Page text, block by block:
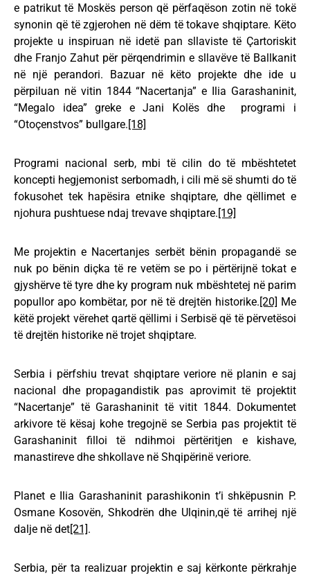
e patrikut të Moskës person që përfaqëson zotin në tokë
synonin që të zgjerohen në dëm të tokave shqiptare. Këto
projekte u inspiruan në idetë pan sllaviste të Çartoriskit
dhe Franjo Zahut për përqendrimin e sllavëve të Ballkanit
në një perandori. Bazuar në këto projekte dhe ide u
përpiluan në vitin 1844 “Nacertanja” e Ilia Garashaninit,
“Megalo idea” greke e Jani Kolës dhe programi i
“Otoçenstvos” bullgare.[18]
Programi nacional serb, mbi të cilin do të mbështetet
koncepti hegjemonist serbomadh, i cili më së shumti do të
fokusohet tek hapësira etnike shqiptare, dhe qëllimet e
njohura pushtuese ndaj trevave shqiptare.[19]
Me projektin e Nacertanjes serbët bënin propagandë se
nuk po bënin diçka të re vetëm se po i përtërijnë tokat e
gjyshërve të tyre dhe ky program nuk mbështetej në parim
popullor apo kombëtar, por në të drejtën historike.[20] Me
këtë projekt vërehet qartë qëllimi i Serbisë që të përvetësoi
të drejtën historike në trojet shqiptare.
Serbia i përfshiu trevat shqiptare veriore në planin e saj
nacional dhe propagandistik pas aprovimit të projektit
“Nacertanje” të Garashaninit të vitit 1844. Dokumentet
arkivore të kësaj kohe tregojnë se Serbia pas projektit të
Garashaninit filloi të ndihmoi përtëritjen e kishave,
manastireve dhe shkollave në Shqipërinë veriore.
Planet e Ilia Garashaninit parashikonin t’i shkëpusnin P.
Osmane Kosovën, Shkodrën dhe Ulqinin,që të arrihej një
dalje në det[21].
Serbia, për ta realizuar projektin e saj kërkonte përkrahje